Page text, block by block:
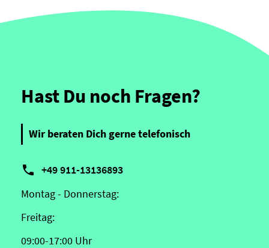
Hast Du noch Fragen?
Wir beraten Dich gerne telefonisch
 +49 911-13136893
Montag - Donnerstag:
Freitag:
09:00-17:00 Uhr